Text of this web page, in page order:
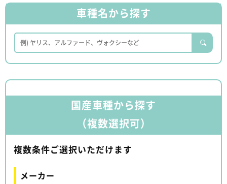
車種名から探す
国産車種から探す
（複数選択可）
複数条件ご選択いただけます
メーカー